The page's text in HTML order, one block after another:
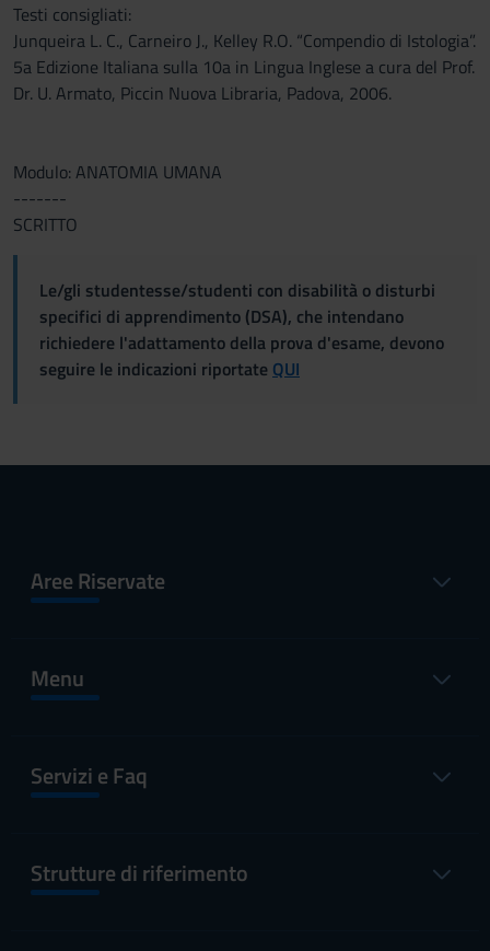
Testi consigliati:
Junqueira L. C., Carneiro J., Kelley R.O. “Compendio di Istologia”.
5a Edizione Italiana sulla 10a in Lingua Inglese a cura del Prof.
Dr. U. Armato, Piccin Nuova Libraria, Padova, 2006.
Modulo: ANATOMIA UMANA
-------
SCRITTO
Le/gli studentesse/studenti con disabilità o disturbi
specifici di apprendimento (DSA), che intendano
richiedere l'adattamento della prova d'esame, devono
seguire le indicazioni riportate QUI
Aree Riservate
Menu
Servizi e Faq
Strutture di riferimento